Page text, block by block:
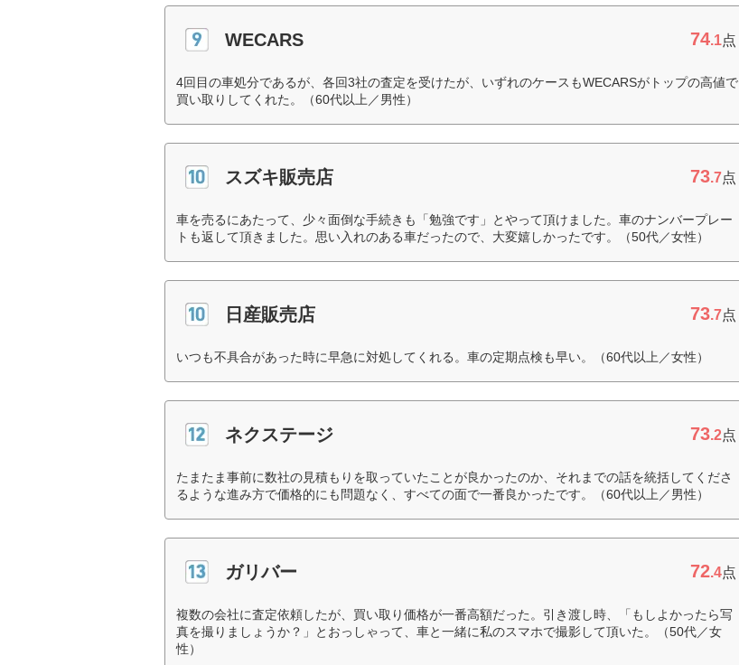
WECARS 74.1点
4回目の車処分であるが、各回3社の査定を受けたが、いずれのケースもWECARSがトップの高値で
買い取りしてくれた。（60代以上／男性）
スズキ販売店 73.7点
車を売るにあたって、少々面倒な手続きも「勉強です」とやって頂けました。車のナンバープレー
トも返して頂きました。思い入れのある車だったので、大変嬉しかったです。（50代／女性）
日産販売店 73.7点
いつも不具合があった時に早急に対処してくれる。車の定期点検も早い。（60代以上／女性）
ネクステージ 73.2点
たまたま事前に数社の見積もりを取っていたことが良かったのか、それまでの話を統括してくださ
るような進み方で価格的にも問題なく、すべての面で一番良かったです。（60代以上／男性）
ガリバー 72.4点
複数の会社に査定依頼したが、買い取り価格が一番高額だった。引き渡し時、「もしよかったら写
真を撮りましょうか？」とおっしゃって、車と一緒に私のスマホで撮影して頂いた。（50代／女
性）